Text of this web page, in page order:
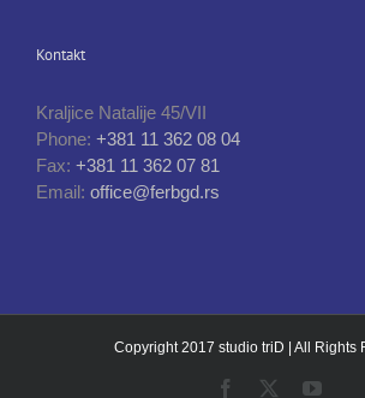
Kontakt
Kraljice Natalije 45/VII
Phone: +381 11 362 08 04
Fax: +381 11 362 07 81
Email: office@ferbgd.rs
Copyright 2017 studio triD | All Rights
Facebook